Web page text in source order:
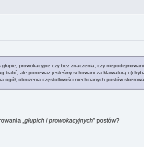
prowokacyjne czy bez znaczenia, czy
trafić, ale ponieważ jesteśmy schowani za klawiaturą i
obniżenia częstotliwości niechcianych postów
„ głupich i prowokacyjnych” postów?